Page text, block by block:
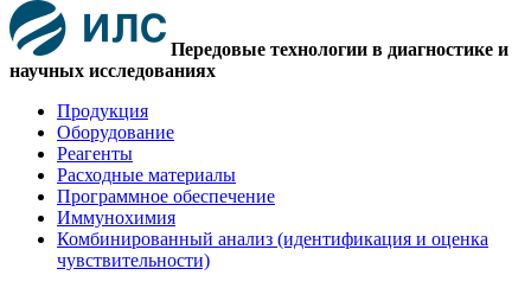
Передовые технологии в диагностике и
научных исследованиях
Продукция
Оборудование
Реагенты
Расходные материалы
Программное обеспечение
Иммунохимия
Комбинированный анализ (идентификация и оценка
чувствительности)